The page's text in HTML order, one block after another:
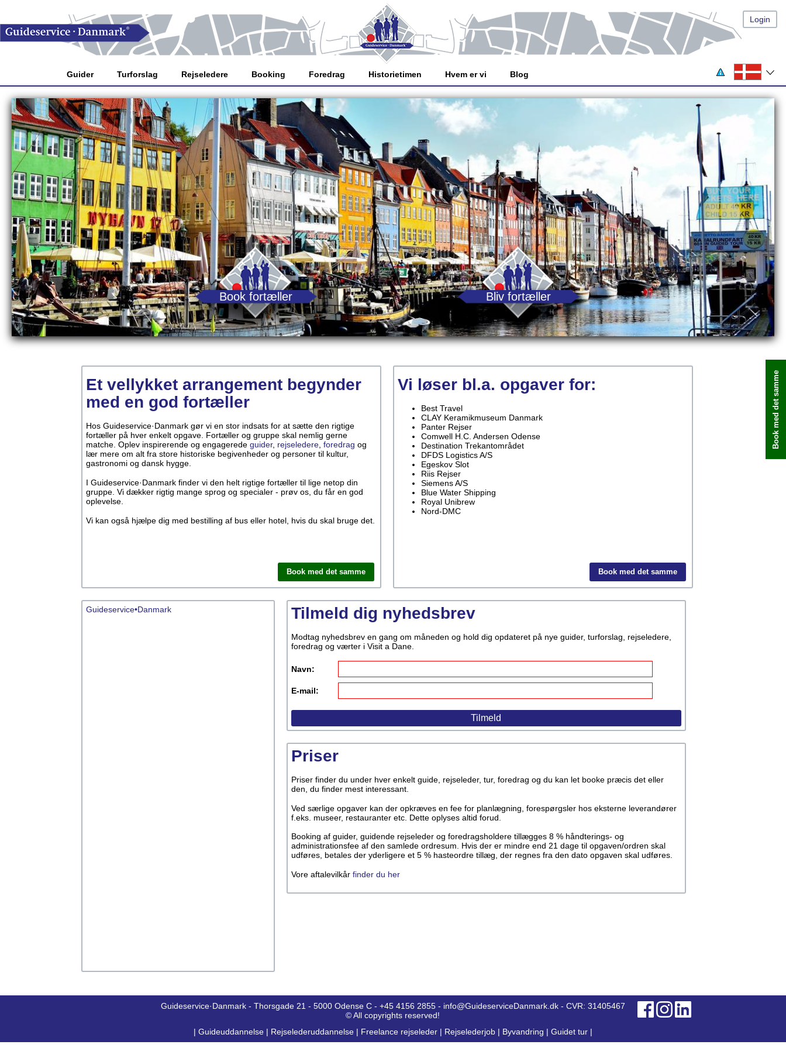
Login
Guider Turforslag Rejseledere Booking Foredrag Historietimen Hvem er vi Blog
Book fortæller Bliv fortæller
Et vellykket arrangement begynder
med en god fortæller
Hos Guideservice·Danmark gør vi en stor indsats for at sætte den rigtige
fortæller på hver enkelt opgave. Fortæller og gruppe skal nemlig gerne
matche. Oplev inspirerende og engagerede guider, rejseledere foredrag og
lær mere om alt fra store historiske begivenheder og personer til kultur,
gastronomi og dansk hygge.
I Guideservice·Danmark finder vi den helt rigtige fortæller til lige netop din
gruppe. Vi dækker rigtig mange sprog og specialer - prøv os, du får en god
oplevelse.
Vi kan også hjælpe dig med bestilling af bus eller hotel, hvis du skal bruge det.
Book med det samme
Vi løser bl.a. opgaver for:
Best Travel
CLAY Keramikmuseum Danmark
Panter Rejser
Comwell H.C. Andersen Odense
Destination Trekantområdet
DFDS Logistics A/S
Egeskov Slot
Riis Rejser
Siemens A/S
Blue Water Shipping
Royal Unibrew
Nord-DMC
Book med det samme
Guideservice•Danmark Tilmeld dig nyhedsbrev
Modtag nyhedsbrev en gang om måneden og hold dig opdateret på nye guider, turforslag, rejseledere,
foredrag og værter i Visit a Dane.
Navn:
E-mail:
Priser
Priser finder du under hver enkelt guide, rejseleder, tur, foredrag og du kan let booke præcis det eller
den, du finder mest interessant.
Ved særlige opgaver kan der opkræves en fee for planlægning, forespørgsler hos eksterne leverandører
f.eks. museer, restauranter etc. Dette oplyses altid forud.
Booking af guider, guidende rejseleder og foredragsholdere tillægges 8 % håndterings- og
administrationsfee af den samlede ordresum. Hvis der er mindre end 21 dage til opgaven/ordren skal
udføres, betales der yderligere et 5 % hasteordre tillæg, der regnes fra den dato opgaven skal udføres.
Vore aftalevilkår finder du her
Book med det samme
Guideservice·Danmark - Thorsgade 21 - 5000 Odense C - +45 4156 2855 - info@GuideserviceDanmark.dk - CVR: 31405467
© All copyrights reserved!
| Guideuddannelse | Rejselederuddannelse | Freelance rejseleder | Rejselederjob | Byvandring | Guidet tur |